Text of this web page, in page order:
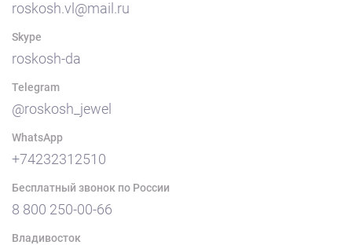
roskosh.vl@mail.ru
Skype
roskosh-da
Telegram
@roskosh_jewel
WhatsApp
+74232312510
Бесплатный звонок по России
8 800 250-00-66
Владивосток